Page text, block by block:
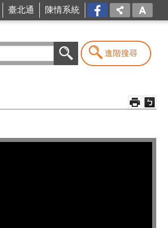
臺北通 陳情系統 FB
進階搜尋